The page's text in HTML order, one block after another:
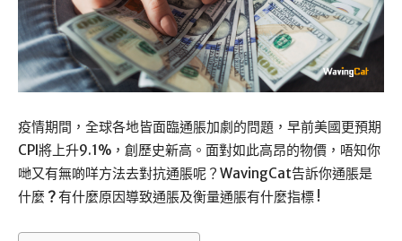
疫情期間，全球各地皆面臨通脹加劇的問題，早前美國更預期
CPI將上升9.1%，創歷史新高。面對如此高昂的物價，唔知你
哋又有無啲咩方法去對抗通脹呢？WavingCat告訴你通脹是
什麼 ？有什麼原因導致通脹及衡量通脹有什麼指標 !